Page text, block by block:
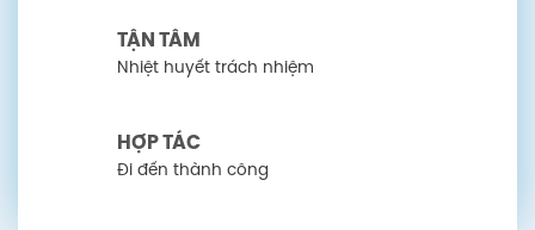
TẬN TÂM
Nhiệt huyết trách nhiệm
HỢP TÁC
Đi đến thành công